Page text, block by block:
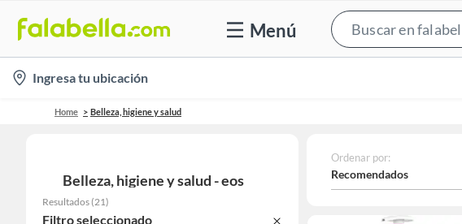
Menú
location-
icon
Ingresa tu ubicación
Home Belleza, higiene y salud
Belleza, higiene y salud - eos
Resultados (21)
Filtro seleccionado
Ordenar por:
Recomendados